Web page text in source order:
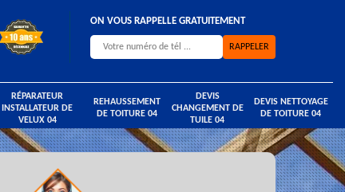
ON VOUS RAPPELLE GRATUITEMENT
RÉPARATEUR
INSTALLATEUR DE
VELUX 04
REHAUSSEMENT
DE TOITURE 04
DEVIS
CHANGEMENT DE
TUILE 04
DEVIS NETTOYAGE
DE TOITURE 04